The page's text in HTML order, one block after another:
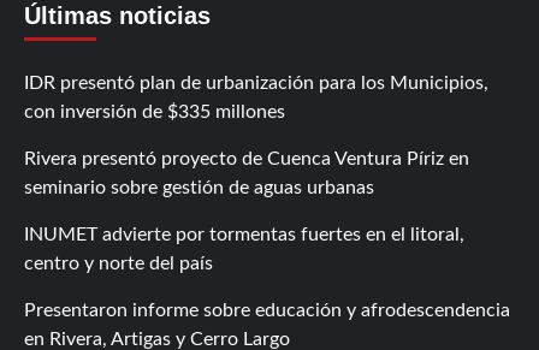
Últimas noticias
IDR presentó plan de urbanización para los Municipios,
con inversión de $335 millones
Rivera presentó proyecto de Cuenca Ventura Píriz en
seminario sobre gestión de aguas urbanas
INUMET advierte por tormentas fuertes en el litoral,
centro y norte del país
Presentaron informe sobre educación y afrodescendencia
en Rivera, Artigas y Cerro Largo